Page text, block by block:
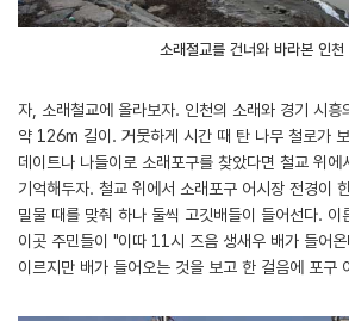
소래철교를 건너와 바라본 인천
자, 소래철교에 올라보자. 인천의 소래와 경기 시흥
약 126m 길이. 거뭇하게 시간 때 탄 나무 철로가
데이트나 나들이로 소래포구를 찾았다면 철교 위에
기억해두자. 철교 위에서 소래포구 어시장 전경이
밀물 때를 맞춰 하나 둘씩 고깃배들이 들어선다. 이
이곳 주민들이 "이따 11시 즈음 생새우 배가 들어
이르지만 배가 들어오는 것을 보고 한 걸음에 포구